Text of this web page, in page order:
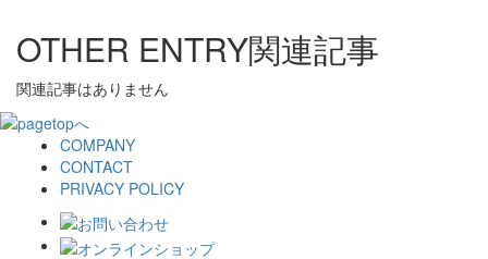
OTHER ENTRY関連記事
関連記事はありません
COMPANY
CONTACT
PRIVACY POLICY